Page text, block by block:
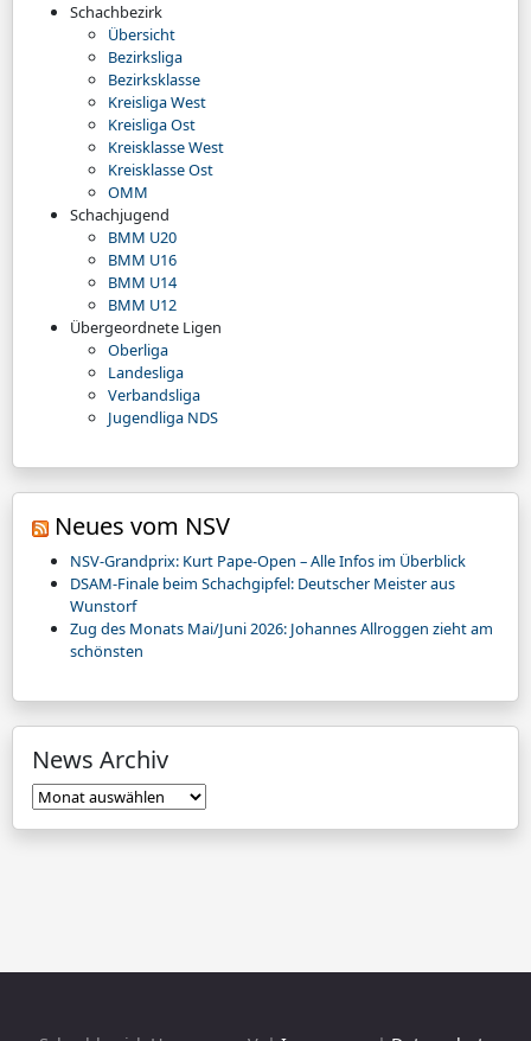
Schachbezirk
Übersicht
Bezirksliga
Bezirksklasse
Kreisliga West
Kreisliga Ost
Kreisklasse West
Kreisklasse Ost
OMM
Schachjugend
BMM U20
BMM U16
BMM U14
BMM U12
Übergeordnete Ligen
Oberliga
Landesliga
Verbandsliga
Jugendliga NDS
Neues vom NSV
NSV-Grandprix: Kurt Pape-Open – Alle Infos im Überblick
DSAM-Finale beim Schachgipfel: Deutscher Meister aus
Wunstorf
Zug des Monats Mai/Juni 2026: Johannes Allroggen zieht am
schönsten
News Archiv
News
Archiv